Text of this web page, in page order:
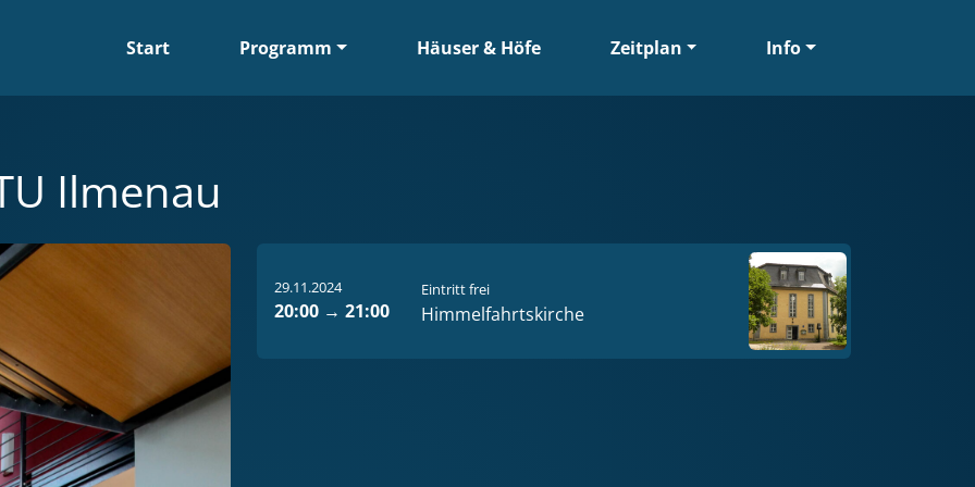
Start
Programm Häuser & Höfe Zeitplan Info
Ilmenau
29.11.2024
20:00 → 21:00
Eintritt frei
Himmelfahrts­kirche